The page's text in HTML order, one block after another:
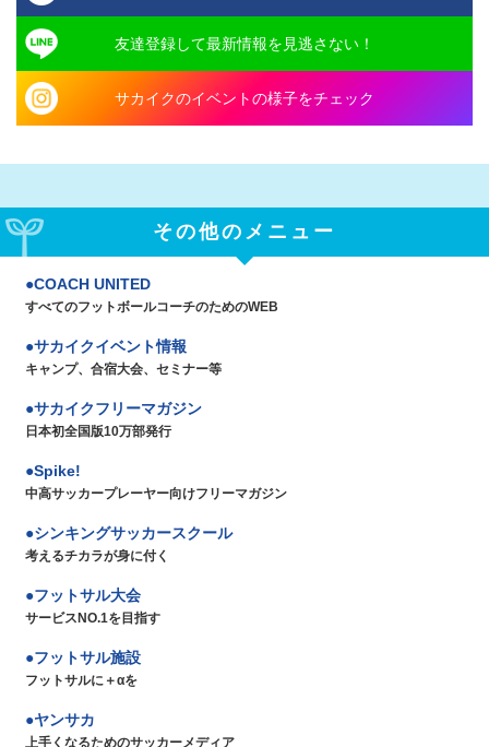
友達登録して最新情報を見逃さない！
サカイクのイベントの様子をチェック
その他のメニュー
COACH UNITED
すべてのフットボールコーチのためのWEB
サカイクイベント情報
キャンプ、合宿大会、セミナー等
サカイクフリーマガジン
日本初全国版10万部発行
Spike!
中高サッカープレーヤー向けフリーマガジン
シンキングサッカースクール
考えるチカラが身に付く
フットサル大会
サービスNO.1を目指す
フットサル施設
フットサルに＋αを
ヤンサカ
上手くなるためのサッカーメディア